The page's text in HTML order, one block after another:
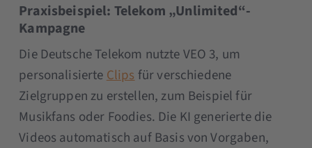
Praxisbeispiel: Telekom „Unlimited“-
Kampagne
Die Deutsche Telekom nutzte VEO 3, um
personalisierteClipsfür verschiedene
Zielgruppen zu erstellen, zum Beispiel für
Musikfans oder Foodies. Die KI generierte die
Videos automatisch auf Basis von Vorgaben,